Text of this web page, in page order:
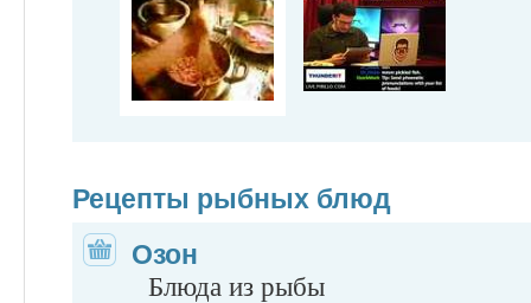
Рецепты рыбных блюд
Озон
Блюда из рыбы